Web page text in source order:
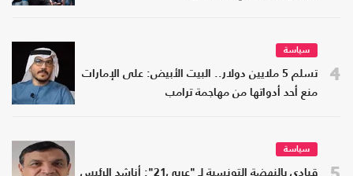
4
سياسة
تسلم 5 ملايين دولار.. البيت الأبيض: على الإمارات
منع أحد أدواتها من مهاجمة ترامب
سياسة
قيادي بالنهضة التونسية لـ "عربي21": أناشد الرئيس